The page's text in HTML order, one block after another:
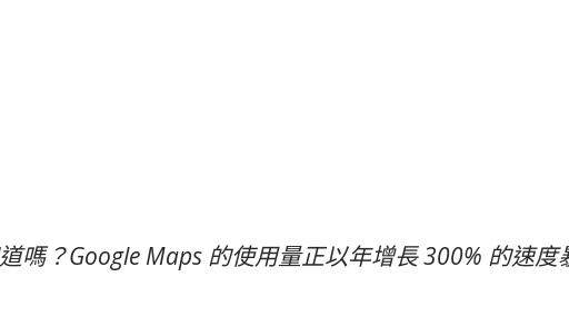
嗎？Google Maps 的使用量正以年增長 300% 的速度